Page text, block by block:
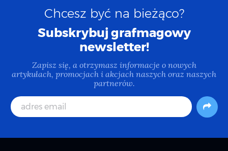
Chcesz być na bieżąco?
Subskrybuj grafmagowy
newsletter!
Zapisz się, a otrzymasz informacje o nowych
artykułach, promocjach i akcjach naszych oraz naszych
partnerów.